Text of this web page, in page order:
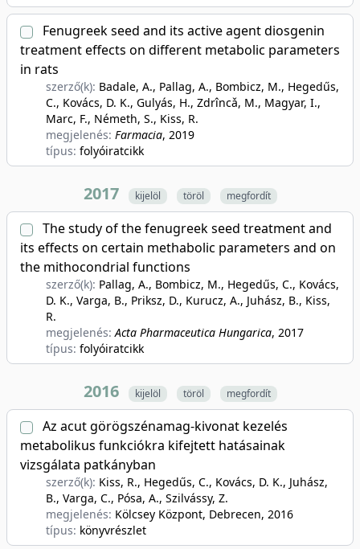
Fenugreek seed and its active agent diosgenin
treatment effects on different metabolic parameters
in rats
szerző(k): Badale, A., Pallag, A., Bombicz, M., Hegedűs,
C., Kovács, D. K., Gulyás, H., Zdrîncǎ, M., Magyar, I.,
Marc, F., Németh, S., Kiss, R.
megjelenés: Farmacia, 2019
típus: folyóiratcikk
2017 kijelöl töröl megfordít
The study of the fenugreek seed treatment and
its effects on certain methabolic parameters and on
the mithocondrial functions
szerző(k): Pallag, A., Bombicz, M., Hegedűs, C., Kovács,
D. K., Varga, B., Priksz, D., Kurucz, A., Juhász, B., Kiss,
R.
megjelenés:Acta Pharmaceutica Hungarica, 2017
típus: folyóiratcikk
2016 kijelöl töröl megfordít
Az acut görögszénamag-kivonat kezelés
metabolikus funkciókra kifejtett hatásainak
vizsgálata patkányban
szerző(k): Kiss, R., Hegedűs, C., Kovács, D. K., Juhász,
B., Varga, C., Pósa, A., Szilvássy, Z.
megjelenés: Kölcsey Központ, Debrecen, 2016
típus: könyvrészlet